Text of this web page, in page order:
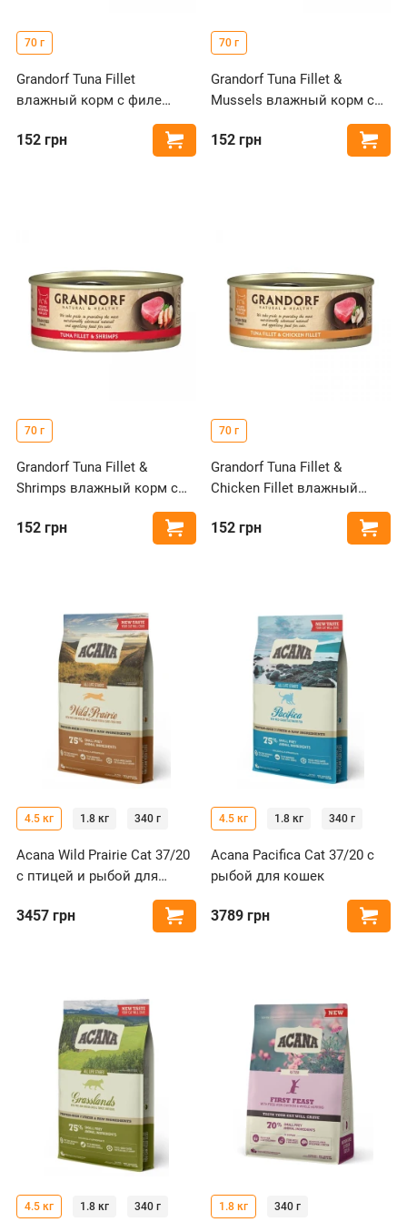
70 г
Grandorf Tuna Fillet
влажный корм с филе
152 грн Купить
70 г
Grandorf Tuna Fillet &
Mussels влажный корм с
филе тунца и мидиями для
кошек
152 грн
70 г
Grandorf Tuna Fillet &
Shrimps влажный корм с
филе тунца и креветками
для кошек
152 грн Купить
70 г
Grandorf Tuna Fillet &
Chicken Fillet влажный
куриной грудкой для кошек
152 грн
4.5 кг 1.8 кг 340 г
Acana Wild Prairie Cat 37/20
с птицей и рыбой для
3457 грн Купить
4.5 кг 1.8 кг 340 г
Acana Pacifica Cat 37/20 с
рыбой для кошек
3789 грн
4.5 кг 1.8 кг 340 г 1.8 кг 340 г